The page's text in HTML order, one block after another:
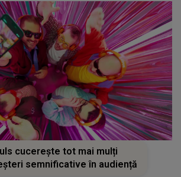
cucerește tot mai mulți
semnificative în audiență